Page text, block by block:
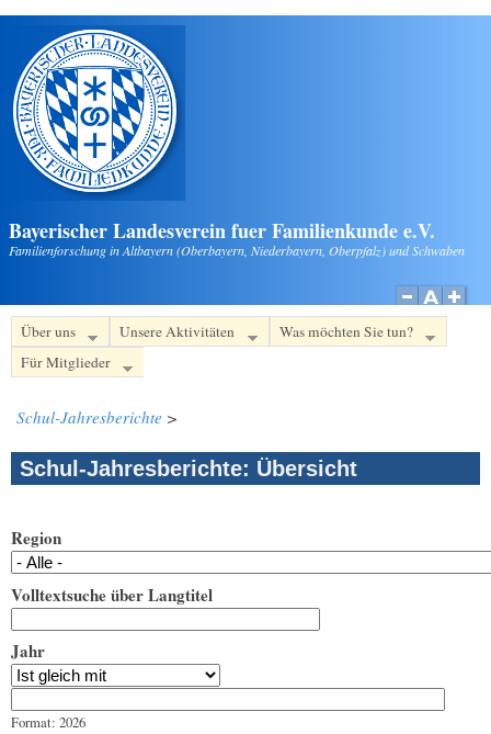
Direkt zum Inhalt
Bayerischer Landesverein fuer Familienkunde e.V.
Familienforschung in Altbayern (Oberbayern, Niederbayern, Oberpfalz) und Schwaben
Über uns Unsere Aktivitäten
Was möchten Sie tun?
Für Mitglieder
Schul-Jahresberichte >
Schul-Jahresberichte: Übersicht
Region
Volltextsuche über Langtitel
Jahr
Format: 2026